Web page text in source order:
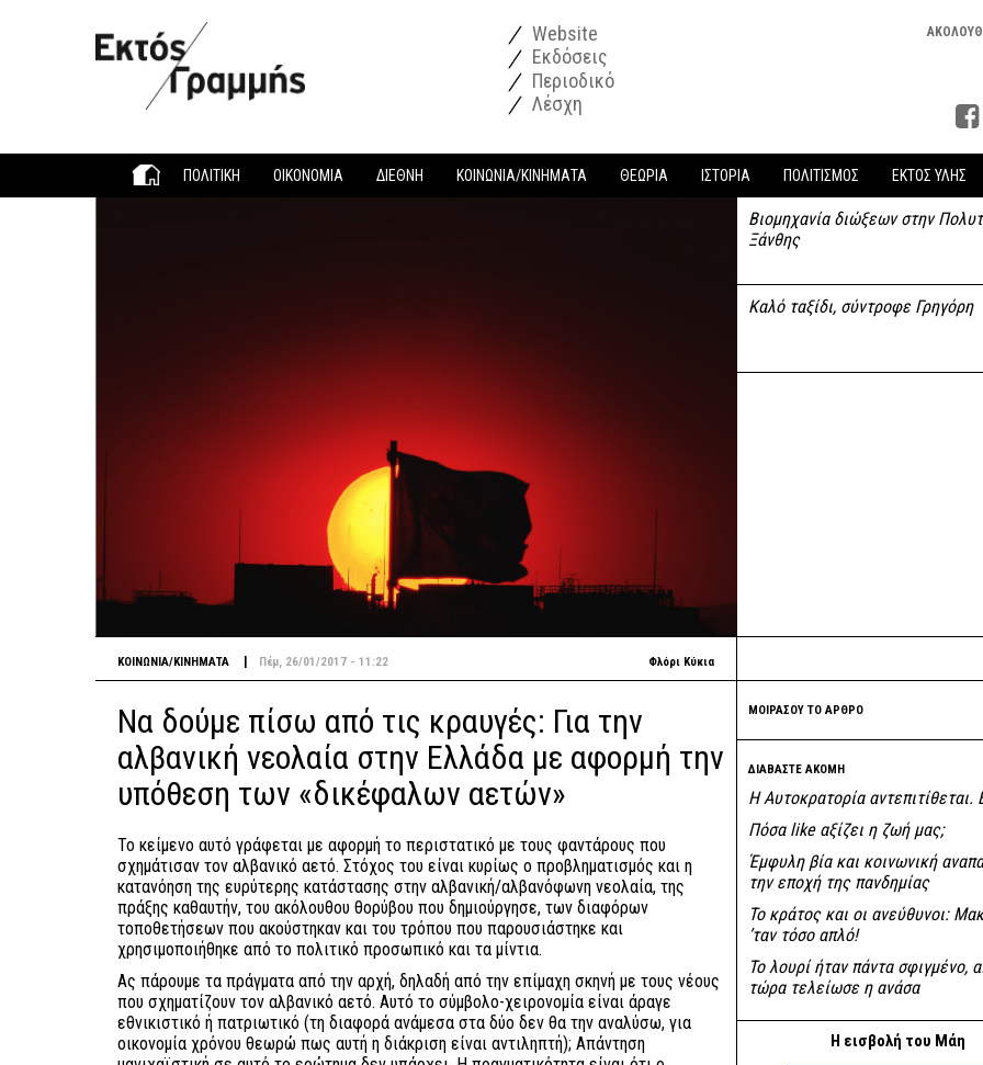
Website
Εκδόσεις
Περιοδικό
Λέσχη
ΠΟΛΙΤΙΚΗ ΟΙΚΟΝΟΜΙΑ ΔΙΕΘΝΗ ΚΟΙΝΩΝΙΑ/ΚΙΝΗΜΑΤΑ ΘΕΩΡΙΑ ΙΣΤΟΡΙΑ ΠΟΛΙΤΙΣΜΟΣ ΕΚΤΟΣ ΥΛΗΣ
Βιομηχανία διώξεων στην
Ξάνθης
Καλό ταξίδι, σύντροφε Γρηγόρη
ΚΟΙΝΩΝΙΑ/ΚΙΝΗΜΑΤΑ Πέμ, 26/01/2017 - 11:22 Φλόρι Κύκια
Να δούμε πίσω από τις κραυγές: Για την
αλβανική νεολαία στην Ελλάδα με αφορμή την
υπόθεση των «δικέφαλων αετών»
Το κείμενο αυτό γράφεται με αφορμή το περιστατικό με τους φαντάρους που
σχημάτισαν τον αλβανικό αετό. Στόχος του είναι κυρίως ο προβληματισμός και η
κατανόηση της ευρύτερης κατάστασης στην αλβανική/αλβανόφωνη νεολαία, της
πράξης καθαυτήν, του ακόλουθου θορύβου που δημιούργησε, των διαφόρων
τοποθετήσεων που ακούστηκαν και του τρόπου που παρουσιάστηκε και
χρησιμοποιήθηκε από το πολιτικό προσωπικό και τα μίντια.
Ας πάρουμε τα πράγματα από την αρχή, δηλαδή από την επίμαχη σκηνή με τους νέους
που σχηματίζουν τον αλβανικό αετό. Αυτό το σύμβολο-χειρονομία είναι άραγε
εθνικιστικό ή πατριωτικό (τη διαφορά ανάμεσα στα δύο δεν θα την αναλύσω, για
οικονομία χρόνου θεωρώ πως αυτή η διάκριση είναι αντιληπτή); Απάντηση
ΜΟΙΡΑΣΟΥ ΤΟ ΑΡΘΡΟ
ΔΙΑΒΑΣΤΕ ΑΚΟΜΗ
Η Αυτοκρατορία αντεπιτίθεται.
Πόσα like αξίζει η ζωή μας;
Έμφυλη βία και κοινωνική
την εποχή της πανδημίας
Το κράτος και οι ανεύθυνοι:
’ταν τόσο απλό!
Το λουρί ήταν πάντα σφιγμένο,
τώρα τελείωσε η ανάσα
Η εισβολή του Μάη